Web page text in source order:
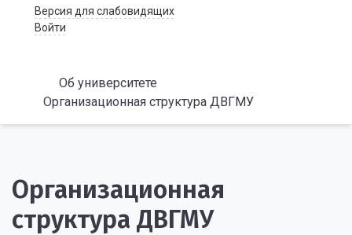
Версия для слабовидящих
Войти
Об университете
Организационная структура ДВГМУ
Организационная
структура ДВГМУ